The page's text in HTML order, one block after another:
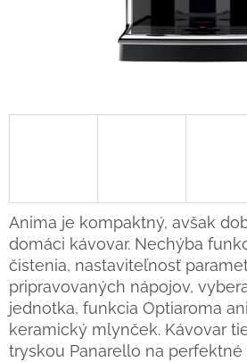
Anima je kompaktný, avšak
domáci kávovar. Nechýba
čistenia, nastaviteľnosť
pripravovaných nápojov,
jednotka, funkcia Optiaroma
keramický mlynček. Kávovar
tryskou Panarello na